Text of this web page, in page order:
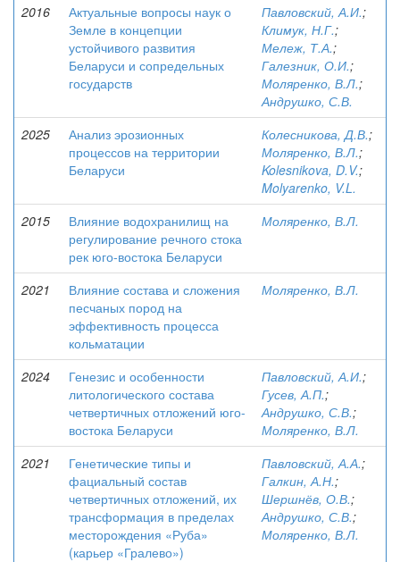
2016
Актуальные вопросы наук о
Земле в концепции
устойчивого развития
Беларуси и сопредельных
государств
Павловский, А.И.;
Климук, Н.Г.;
Мележ, Т.А.;
Галезник, О.И.;
Моляренко, В.Л.;
Андрушко, С.В.
2025
Анализ эрозионных
процессов на территории
Беларуси
Колесникова, Д.В.;
Моляренко, В.Л.;
Kolesnikova, D.V.;
Molyarenko, V.L.
2015
Влияние водохранилищ на
регулирование речного стока
рек юго-востока Беларуси
Моляренко, В.Л.
2021
Влияние состава и сложения
песчаных пород на
эффективность процесса
кольматации
Моляренко, В.Л.
2024
Генезис и особенности
литологического состава
четвертичных отложений юго-
востока Беларуси
Павловский, А.И.;
Гусев, А.П.;
Андрушко, С.В.;
Моляренко, В.Л.
2021
Генетические типы и
фациальный состав
четвертичных отложений, их
трансформация в пределах
месторождения «Руба»
(карьер «Гралево»)
Павловский, А.А.;
Галкин, А.Н.;
Шершнёв, О.В.;
Андрушко, С.В.;
Моляренко, В.Л.